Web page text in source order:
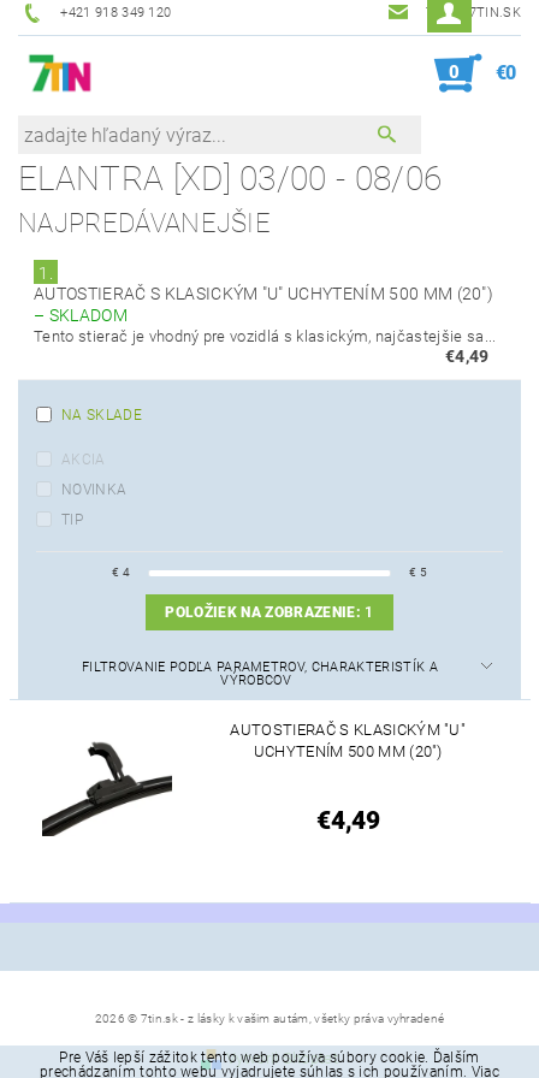
+421 918 349 120 7TIN@7TIN.SK
0 €0
ELANTRA [XD] 03/00 - 08/06
NAJPREDÁVANEJŠIE
1.
AUTOSTIERAČ S KLASICKÝM "U" UCHYTENÍM 500 MM (20")
– SKLADOM
Tento stierač je vhodný pre vozidlá s klasickým, najčastejšie sa...
€4,49
NA SKLADE
AKCIA
NOVINKA
TIP
€ 4 € 5
POLOŽIEK NA ZOBRAZENIE: 1
FILTROVANIE PODĽA PARAMETROV, CHARAKTERISTÍK A
VÝROBCOV
AUTOSTIERAČ S KLASICKÝM "U"
UCHYTENÍM 500 MM (20")
€4,49
2026 © 7tin.sk - z lásky k vašim autám, všetky práva vyhradené
Vytvoril Shoptet
Pre Váš lepší zážitok tento web používa súbory cookie. Ďalším
prechádzaním tohto webu vyjadrujete súhlas s ich používaním. Viac